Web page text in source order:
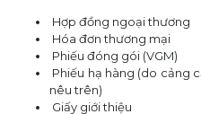
Hợp đồng ngoại thương
Hóa đơn thương mại
Phiếu đóng gói (VGM)
Phiếu hạ hàng (do cảng
nêu trên)
Giấy giới thiệu